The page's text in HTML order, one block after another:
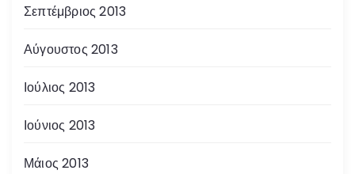
Σεπτέμβριος 2013
Αύγουστος 2013
Ιούλιος 2013
Ιούνιος 2013
Μάιος 2013